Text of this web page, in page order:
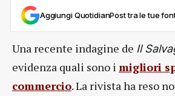
Aggiungi QuotidianPost tra le tue
Una recente indagine de Il
evidenza quali sono i migliori
commercio. La rivista ha reso